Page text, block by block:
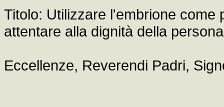
Titolo: Utilizzare l'embrione come
attentare alla dignità della
Eccellenze, Reverendi Padri,